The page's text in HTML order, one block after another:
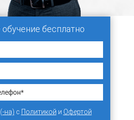
обучение бесплатно
на) с Политикой и Офертой